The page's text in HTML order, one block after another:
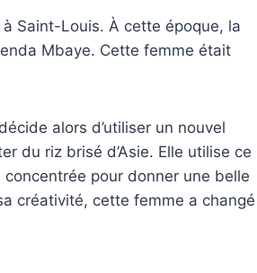
Saint-Louis. À cette époque, la
Mbaye. Cette femme était
alors d’utiliser un nouvel
du riz brisé d’Asie. Elle utilise ce
pour donner une belle
créativité, cette femme a changé